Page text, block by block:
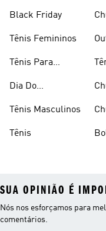
Black Friday
Tênis Femininos
Tênis Para
Dia Do
Tênis Masculinos
Tênis
SUA OPINIÃO É
Nós nos esforçamos para
comentários.